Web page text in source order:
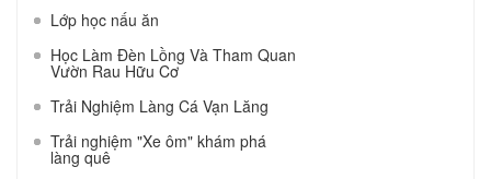
Lớp học nấu ăn
Học Làm Đèn Lồng Và Tham Quan
Vườn Rau Hữu Cơ
Trải Nghiệm Làng Cá Vạn Lăng
Trải nghiệm "Xe ôm" khám phá
làng quê